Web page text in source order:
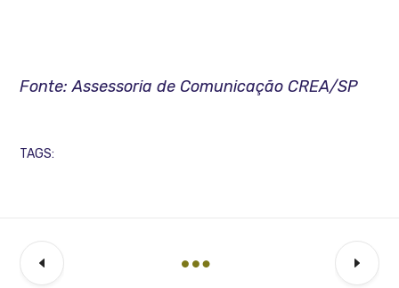
Fonte: Assessoria de Comunicação CREA/SP
TAGS: